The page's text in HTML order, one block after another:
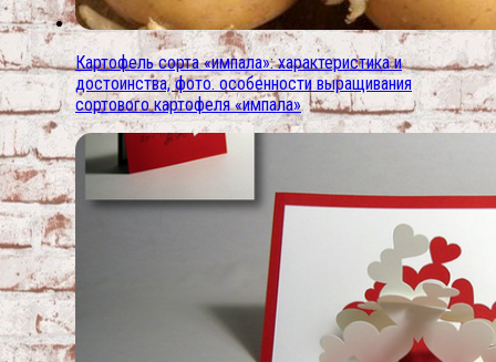
Картофель сорта «импала»: характеристика и
достоинства, фото. особенности выращивания
сортового картофеля «импала»